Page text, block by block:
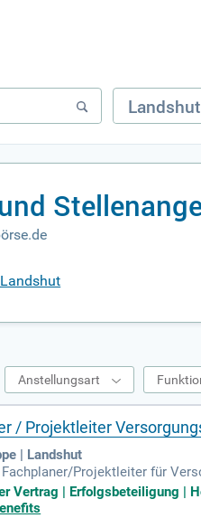
Anstellungsart
/ Projektleiter
| Landshut
Projektleiter für
arbeiten Sie an spannenden
Ausschreibung über die
Vertrag | Erfolgsbeteiligung |